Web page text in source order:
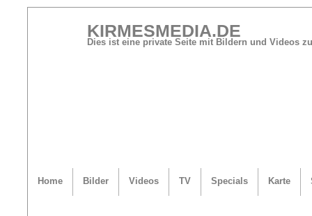
KIRMESMEDIA.DE
Dies ist eine private Seite mit Bildern und Videos
Home Bilder Videos TV Specials Karte